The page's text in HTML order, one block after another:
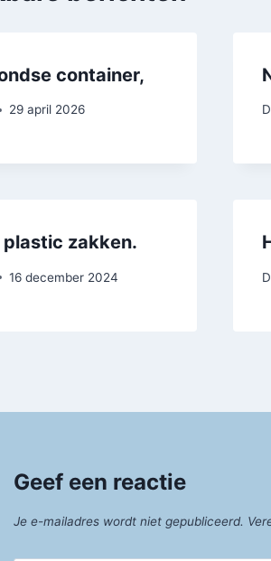
container,
29 april 2026
plastic zakken.
16 december 2024
Geef een reactie
Je e-mailadres wordt niet gepubliceerd.